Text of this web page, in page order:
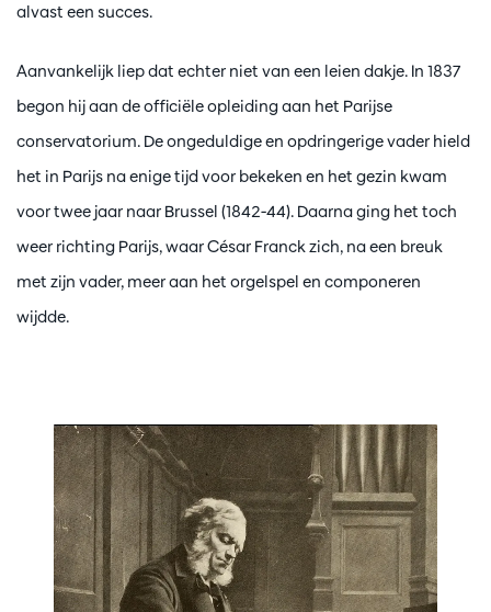
alvast een succes.
Aanvankelijk liep dat echter niet van een leien dakje. In 1837
begon hij aan de officiële opleiding aan het Parijse
conservatorium. De ongeduldige en opdringerige vader hield
het in Parijs na enige tijd voor bekeken en het gezin kwam
voor twee jaar naar Brussel (1842-44). Daarna ging het toch
weer richting Parijs, waar César Franck zich, na een breuk
met zijn vader, meer aan het orgelspel en componeren
wijdde.